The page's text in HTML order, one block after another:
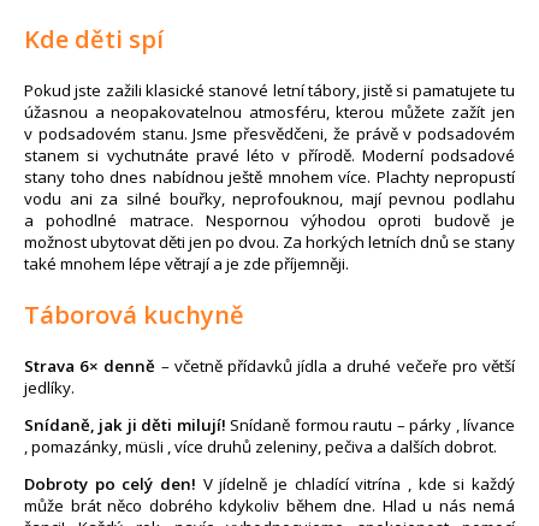
Kde děti spí
Pokud jste zažili klasické stanové letní tábory, jistě si pamatujete tu
úžasnou a neopakovatelnou atmosféru, kterou můžete zažít jen
v podsadovém stanu. Jsme přesvědčeni, že právě v podsadovém
stanem si vychutnáte pravé léto v přírodě. Moderní podsadové
stany toho dnes nabídnou ještě mnohem více. Plachty nepropustí
vodu ani za silné bouřky, neprofouknou, mají pevnou podlahu
a pohodlné matrace. Nespornou výhodou oproti budově je
možnost ubytovat děti jen po dvou. Za horkých letních dnů se stany
také mnohem lépe větrají a je zde příjemněji.
Táborová kuchyně
Strava 6× denně – včetně přídavků jídla a druhé večeře pro větší
jedlíky.
Snídaně, jak ji děti milují! Snídaně formou rautu – párky , lívance
, pomazánky, müsli , více druhů zeleniny, pečiva a dalších dobrot.
Dobroty po celý den! V jídelně je chladící vitrína , kde si každý
může brát něco dobrého kdykoliv během dne. Hlad u nás nemá